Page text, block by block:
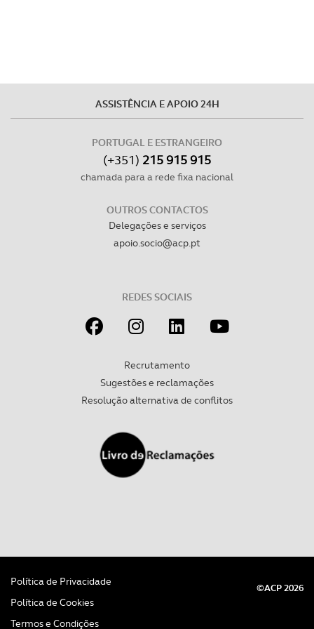
ASSISTÊNCIA E APOIO 24H
PORTUGAL E ESTRANGEIRO
(+351) 215 915 915
chamada para a rede fixa nacional
OUTROS CONTACTOS
Delegações e serviços
apoio.socio@acp.pt
REDES SOCIAIS
Recrutamento
Sugestões e reclamações
Resolução alternativa de conflitos
Política de Privacidade
Política de Cookies
Termos e Condições
©ACP 2026